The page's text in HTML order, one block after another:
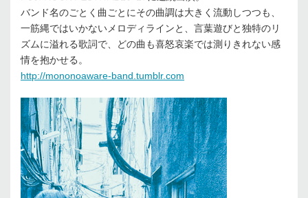
バンド名のごとく曲ごとにその曲調は大きく流動しつつも、
一筋縄ではいかないメロディラインと、言葉遊びと独特のリ
ズムに溢れる歌詞で、どの曲も喜怒哀楽では測りきれない感
情を抱かせる。
http://mononoaware-band.tumblr.com